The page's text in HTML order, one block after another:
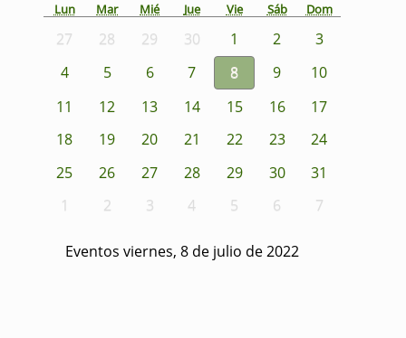
Lun Mar Mié Jue Vie Sáb Dom
27 28 29 30 1 2
3
4
5 6 7 8 9
10
11
12 13 14 15 16
17
18
19 20 21 22 23
24
25
26 27 28 29 30
31
1
2 3 4 5 6 7
Eventos viernes, 8 de julio de 2022